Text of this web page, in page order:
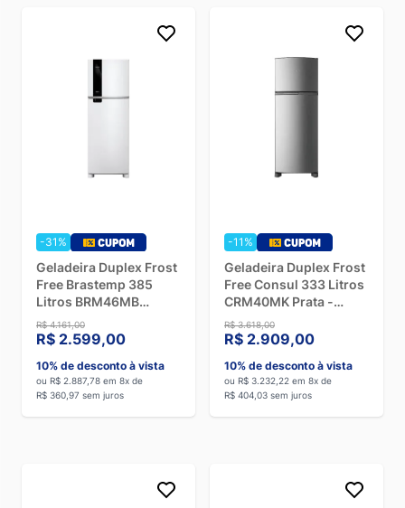
-31%
Geladeira Duplex Frost
Free Brastemp 385
Litros BRM46MB
Branco - 220V
R$ 4.161,00
R$ 2.599,00
10% de desconto à vista
ou R$ 2.887,78 em 8x de
R$ 360,97 sem juros
-11%
Geladeira Duplex Frost
Free Consul 333 Litros
CRM40MK Prata -
220V
R$ 3.618,00
R$ 2.909,00
10% de desconto à vista
ou R$ 3.232,22 em 8x de
R$ 404,03 sem juros